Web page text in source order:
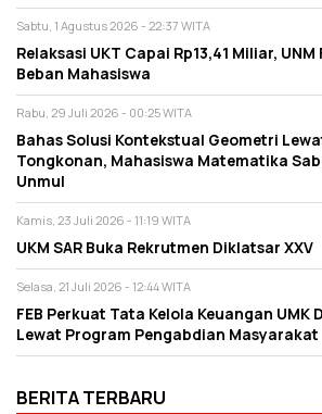
Sabtu, 1 Agustus 2026 - 22:37 WITA
Relaksasi UKT Capai Rp13,41 Miliar,
Beban Mahasiswa
Rabu, 29 Juli 2026 - 00:25 WITA
Bahas Solusi Kontekstual Geometri
Tongkonan, Mahasiswa Matematika
Unmul
Kamis, 23 Juli 2026 - 11:19 WITA
UKM SAR Buka Rekrutmen Diklatsar XXV
Selasa, 21 Juli 2026 - 12:44 WITA
FEB Perkuat Tata Kelola Keuangan UMK
Lewat Program Pengabdian Masyarakat
BERITA TERBARU